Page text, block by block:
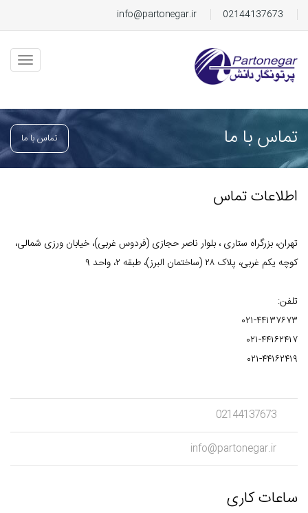
02144137673
info@partonegar.ir
تماس با ما تماس با ما
اطلاعات تماس
تهران، بزرگراه ستاری ، بلوار ناصر حجازی (فردوس غربی)، خیابان ورزی شمالی،
کوچه یکم غربی، پلاک ۲۸ (ساختمان البرز)، طبقه ۲، واحد ۹
تلفن:
۰۲۱-۴۴۱۳۷۶۷۳
۰۲۱-۴۴۱۶۲۴۱۷
۰۲۱-۴۴۱۶۲۴۱۹
02144137673
info@partonegar.ir
ساعات کاری